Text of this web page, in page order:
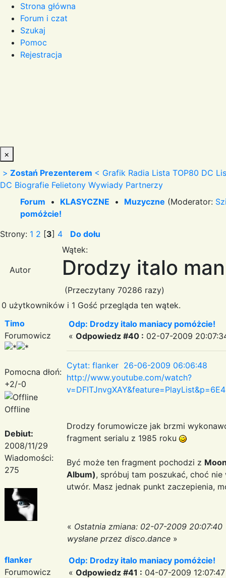
Strona główna
Forum i czat
Szukaj
Pomoc
Rejestracja
×
> Zostań Prezenterem < Grafik Radia Lista TOP80 DC
DC Biografie Felietony Wywiady Partnerzy
Forum • KLASYCZNE • Muzyczne (Moderator:
pomóżcie!
Strony: 1 2 [3] 4 Do dołu
Autor
Wątek:
Drodzy italo
(Przeczytany 70286 razy)
0 użytkowników i 1 Gość przegląda ten wątek.
Timo
Forumowicz
Pomocna dłoń:
+2/-0
Offline
Debiut:
2008/11/29
Wiadomości:
275
Odp: Drodzy italo maniacy pomóżcie!
« Odpowiedz #40 : 02-07-2009
Cytat: flanker 26-06-2009 06:06:48
http://www.youtube.com/watch?
Drodzy forumowicze jak brzmi
fragment serialu z 1985 roku
Być może ten fragment pochodzi z
Album), spróbuj tam poszukać, choć
utwór. Masz jednak punkt zaczepienia,
« Ostatnia zmiana: 02-07-2009 20:07:40
wysłane przez disco.dance »
flanker
Forumowicz
Odp: Drodzy italo maniacy pomóżcie!
« Odpowiedz #41 : 04-07-2009